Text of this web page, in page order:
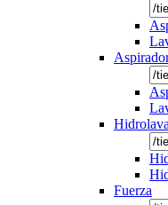
Fuerza